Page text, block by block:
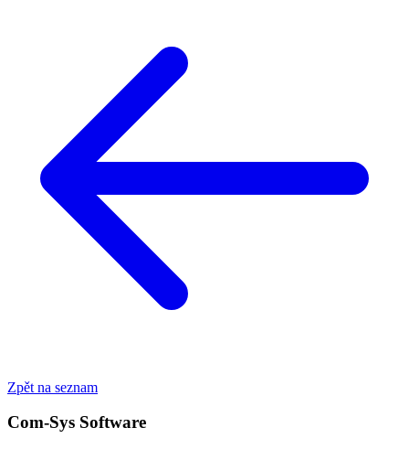
Zpět na seznam
Com-Sys Software